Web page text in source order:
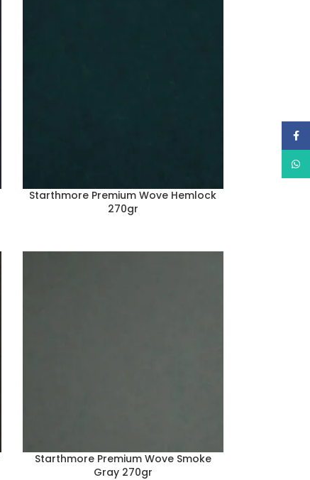
Starthmore Premium Wove Hemlock
270gr
Starthmore Premium Wove Smoke
Gray 270gr